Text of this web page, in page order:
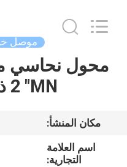
مسكن
معلومات
موصل
2 "MN ذكر الخيوط
مكان المنشأ:
اسم العلامة
التجارية: